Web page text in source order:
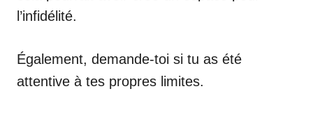
l’infidélité.
Également, demande-toi si tu as été
attentive à tes propres limites.